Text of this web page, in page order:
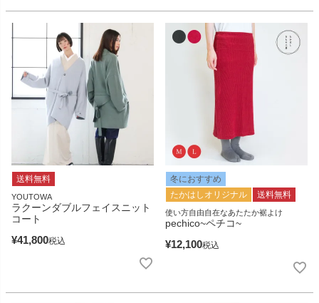
送料無料
YOUTOWA
ラクーンダブルフェイスニット
コート
¥41,800税込
冬におすすめ
たかはしオリジナル
送料無料
使い方自由自在なあたたか裾よけ
pechico~ペチコ~
¥12,100税込